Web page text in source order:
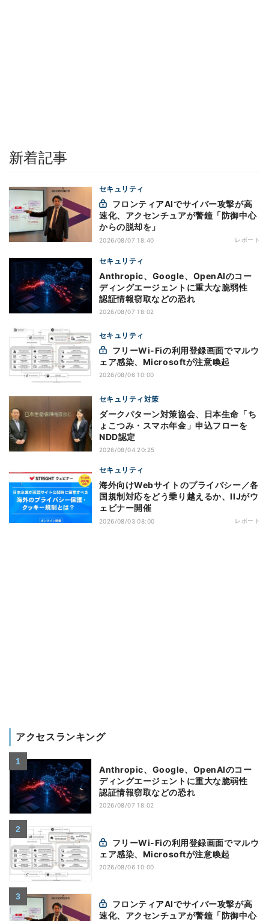
新着記事
セキュリティ
速化、アクセンチュアが警鐘「防御中心
からの脱却を」
2026/08/07 18:40 レポート
セキュリティ
Anthropic、Google、OpenAIのコー
ディングエージェントに重大な脆弱性
認証情報窃取などの恐れ
2026/08/07 18:02
セキュリティ
ェア感染、Microsoftが注意喚起
2026/08/06 10:00
セキュリティ対策
ダークパターン対策協会、日本生命「ち
ょこつみ・スマホ年金」申込フローを
NDD認定
2026/08/04 20:25
セキュリティ
海外向けWebサイトのプライバシー／各
国規制対応をどう乗り越えるか、IIJがウ
ェビナー開催
2026/08/03 08:00 レポート
アクセスランキング
Anthropic、Google、OpenAIのコー
ディングエージェントに重大な脆弱性
認証情報窃取などの恐れ
2026/08/07 18:02
ェア感染、Microsoftが注意喚起
2026/08/06 10:00
速化、アクセンチュアが警鐘「防御中心